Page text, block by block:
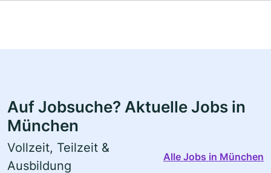
Auf Jobsuche? Aktuelle Jobs in
München
Vollzeit, Teilzeit &
Ausbildung
Alle Jobs in München